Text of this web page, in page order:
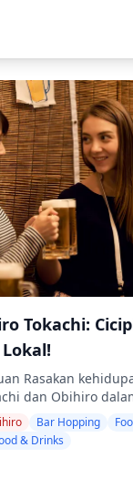
masakan gaya
ringan, dan
kota,
satu atau dua
santai. ![]
![]
![]
![]
anak harus
di Jepang). ・
di dapur
jadi kami tidak
alergi atau
–
Hiburan Malam Lokal
Akan kaya akan
lokal yang
kelahiran
ramen Kushiro
potongan
dengan
dan hidangan
Di Akan, Anda
(ikan smelt)
Kushiro adalah
Timur,
dan bar makanan
hidangan laut
yang nyaman. Di
panas
izakaya atau
pilihan Anda di area
kedua area)
memastikan
・Nikmati sake,
dengan
・Pelajari
etika makan dari
kehidupan
disukai oleh
2 minuman di
(total 6 minuman)
tempat — dipilih
atau bar —
・
dan pengantaran
・Minuman
tidak termasuk
pribadi atau belanja
Jumlah maksimum
8 orang. ・Anak-
Tokachi:
Rasakan
dan Obihiro
Kunjungi
untuk menikmati
butadon (nasi
Obihiro, hidangan
Bar Hopping
& Drinks